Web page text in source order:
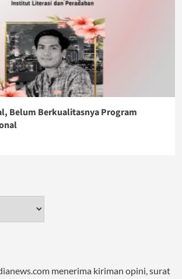
Belum Berkualitasnya Program
menerima kiriman opini, surat